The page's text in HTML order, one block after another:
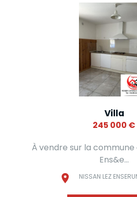
Villa
245 000 €
À vendre sur la
Ens&e...
NISSAN LEZ